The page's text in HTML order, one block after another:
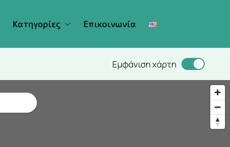
Κατηγορίες Επικοινωνία
Εμφάνιση χάρτη